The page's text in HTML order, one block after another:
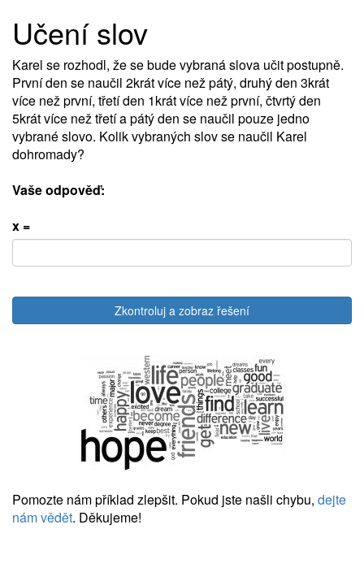
Učení slov
Karel se rozhodl, že se bude vybraná slova učit postupně.
První den se naučil 2krát více než pátý, druhý den 3krát
více než první, třetí den 1krát více než první, čtvrtý den
5krát více než třetí a pátý den se naučil pouze jedno
vybrané slovo. Kolik vybraných slov se naučil Karel
dohromady?
Vaše odpověď:
x =
Zkontroluj a zobraz řešení
Pomozte nám příklad zlepšit. Pokud jste našli chybu, dejte
nám vědět. Děkujeme!